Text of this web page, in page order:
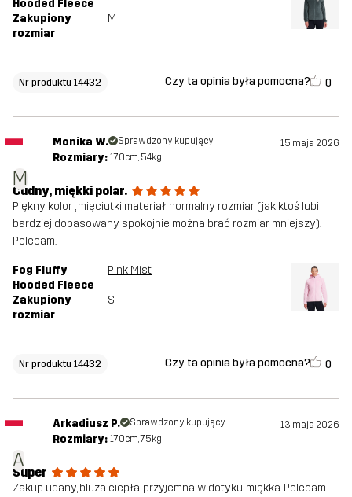
Hooded Fleece
Zakupiony
rozmiar
M
Nr produktu 14432 Czy ta opinia była pomocna? 0
M
Monika W. Sprawdzony kupujący 15 maja 2026
Rozmiary: 170cm, 54kg
Cudny, miękki polar.
Piękny kolor , mięciutki materiał, normalny rozmiar (jak ktoś lubi
bardziej dopasowany spokojnie można brać rozmiar mniejszy).
Polecam.
Fog Fluffy
Hooded Fleece
Pink Mist
Zakupiony
rozmiar
S
Nr produktu 14432 Czy ta opinia była pomocna? 0
A
Arkadiusz P. Sprawdzony kupujący 13 maja 2026
Rozmiary: 170cm, 75kg
Super
Zakup udany, bluza ciepła, przyjemna w dotyku, miękka. Polecam